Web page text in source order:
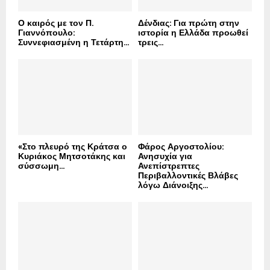
Ο καιρός με τον Π.
Γιαννόπουλο:
Συννεφιασμένη η Τετάρτη...
Δένδιας: Για πρώτη στην
ιστορία η Ελλάδα προωθεί
τρεις...
«Στο πλευρό της Κράτσα ο
Κυριάκος Μητσοτάκης και
σύσσωμη...
Φάρος Αργοστολίου:
Ανησυχία για
Ανεπίστρεπτες
Περιβαλλοντικές Βλάβες
λόγω Διάνοιξης...